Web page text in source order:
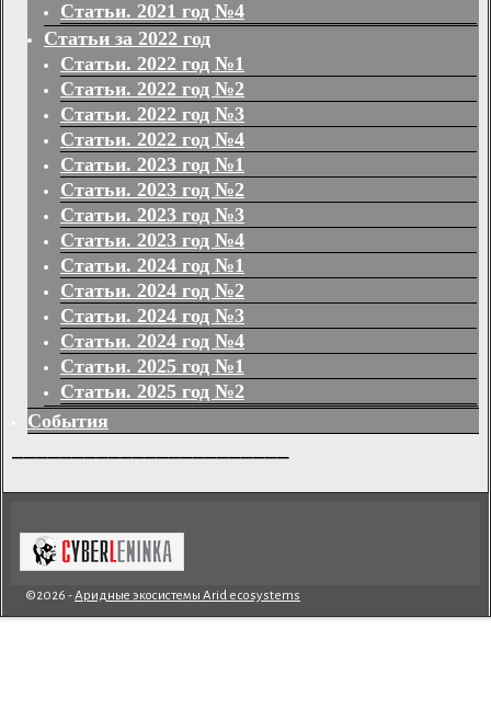
Статьи. 2021 год №4
Статьи за 2022 год
Статьи. 2022 год №1
Статьи. 2022 год №2
Статьи. 2022 год №3
Статьи. 2022 год №4
Статьи. 2023 год №1
Статьи. 2023 год №2
Статьи. 2023 год №3
Статьи. 2023 год №4
Статьи. 2024 год №1
Статьи. 2024 год №2
Статьи. 2024 год №3
Статьи. 2024 год №4
Статьи. 2025 год №1
Статьи. 2025 год №2
События
©2026 -Аридные экосистемы Arid ecosystems